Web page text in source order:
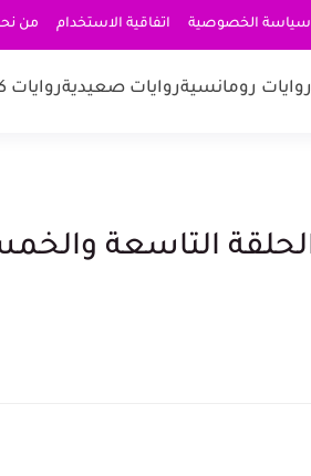
سياسة الخصوصية اتفاقية الاستخدام من
روايات رومانسيةروايات صعيديةروايات